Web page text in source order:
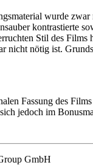
wurde
kontrastierte
Stil des
nicht nötig ist.
Fassung des
jedoch im
GmbH